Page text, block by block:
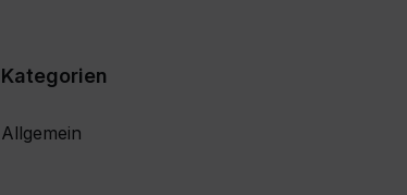
Kategorien
Allgemein